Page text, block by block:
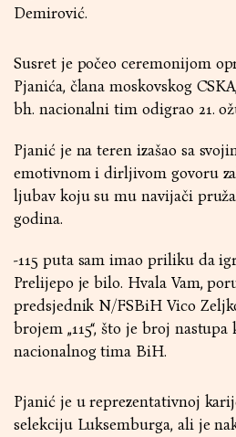
Demirović.
Susret je počeo ceremonijom
Pjanića, člana moskovskog
bh. nacionalni tim odigrao 21.
Pjanić je na teren izašao sa
emotivnom i dirljivom govoru
ljubav koju su mu navijači
godina.
-115 puta sam imao priliku da
Prelijepo je bilo. Hvala Vam,
predsjednik N/FSBiH Vico
brojem „115“, što je broj
nacionalnog tima BiH.
Pjanić je u reprezentativnoj
selekciju Luksemburga, ali je